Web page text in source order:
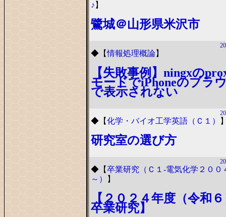
♪ 】
鷺城＠山形県米沢市
◆ 【情報処理概論】
【失敗事例】ningxの
モードでiPhoneのブラ
で表示されない
◆ 【化学・バイオ工学英語（Ｃ１）
研究室の選び方
◆ 【卒業研究（Ｃ１-電気化学２００
～）
】
【２０２４年度（令和
卒業研究】